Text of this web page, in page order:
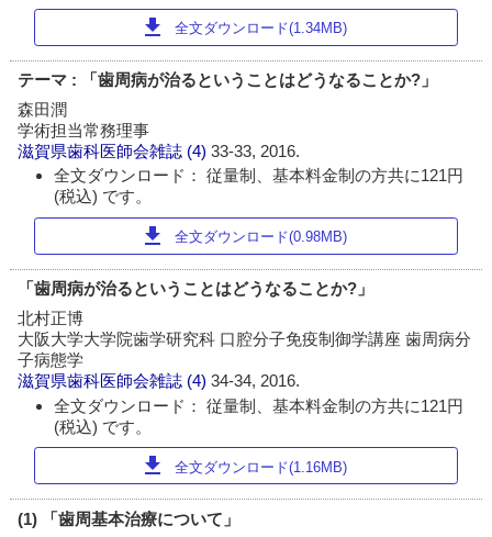
download 全文ダウンロード(1.34MB)
テーマ : 「歯周病が治るということはどうなることか?」
森田潤
学術担当常務理事
滋賀県歯科医師会雑誌 (4)33-33, 2016.
全文ダウンロード： 従量制、基本料金制の方共に121円
(税込) です。
download 全文ダウンロード(0.98MB)
「歯周病が治るということはどうなることか?」
北村正博
大阪大学大学院歯学研究科 口腔分子免疫制御学講座 歯周病分
子病態学
滋賀県歯科医師会雑誌 (4)34-34, 2016.
全文ダウンロード： 従量制、基本料金制の方共に121円
(税込) です。
download 全文ダウンロード(1.16MB)
(1) 「歯周基本治療について」